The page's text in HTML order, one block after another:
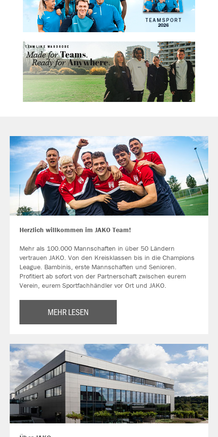
Herzlich willkommen im JAKO Team!
Mehr als 100.000 Mannschaften in über 50 Ländern
vertrauen JAKO. Von den Kreisklassen bis in die Champions
League. Bambinis, erste Mannschaften und Senioren.
Profitiert ab sofort von der Partnerschaft zwischen eurem
Verein, eurem Sportfachhändler vor Ort und JAKO.
MEHR LESEN